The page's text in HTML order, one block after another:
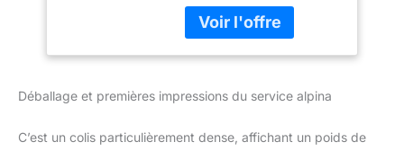
table pour 8 personnes
en blanc élégant.
assiettes plates, 8 bols et
soucoupes.
Déballage et premières impressions du service alpina
C’est un colis particulièrement dense, affichant un poids de